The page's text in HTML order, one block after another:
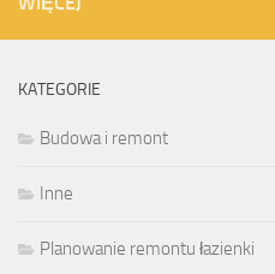
KATEGORIE
Budowa i remont
Inne
Planowanie remontu łazienki